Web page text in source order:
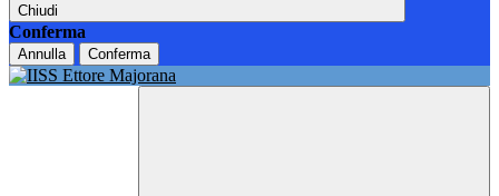
Chiudi
Conferma
Annulla Conferma